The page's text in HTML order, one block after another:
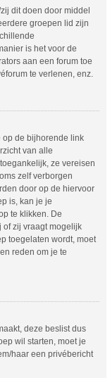
dit doen door middel
groepen lid zijn
is het voor de
aan een forum toe
te verlenen, enz.
op de bijhorende link
van alle
ze vereisen
zelf verborgen
door op de hiervoor
is, kan je je
te klikken. De
zij vraagt mogelijk
toegelaten wordt, moet
reden om je te
deze beslist dus
wil starten, moet je
haar een privébericht